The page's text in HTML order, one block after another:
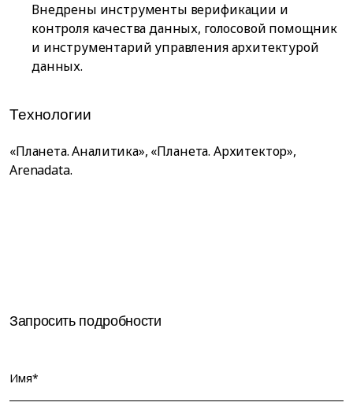
Внедрены инструменты верификации и
контроля качества данных, голосовой помощник
и инструментарий управления архитектурой
данных.
Технологии
«Планета. Аналитика», «Планета. Архитектор»,
Arenadata.
Запросить подробности
Имя*